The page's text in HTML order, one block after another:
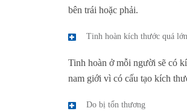
bên trái hoặc phải.
Tinh hoàn kích thước quá lớn
Tinh hoàn ở mỗi người sẽ có
nam giới vì có cấu tạo kích
Do bị tổn thương